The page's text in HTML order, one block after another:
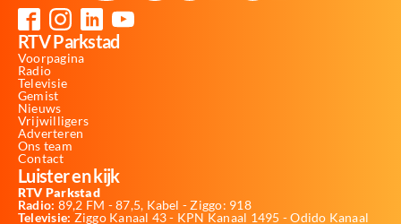
RTV Parkstad
Voorpagina
Radio
Televisie
Gemist
Nieuws
Vrijwilligers
Adverteren
Ons team
Contact
Luister en kijk
RTV Parkstad
Radio: 89,2 FM - 87,5, Kabel - Ziggo: 918
Televisie: Ziggo Kanaal 43 - KPN Kanaal 1495 - Odido Kanaal